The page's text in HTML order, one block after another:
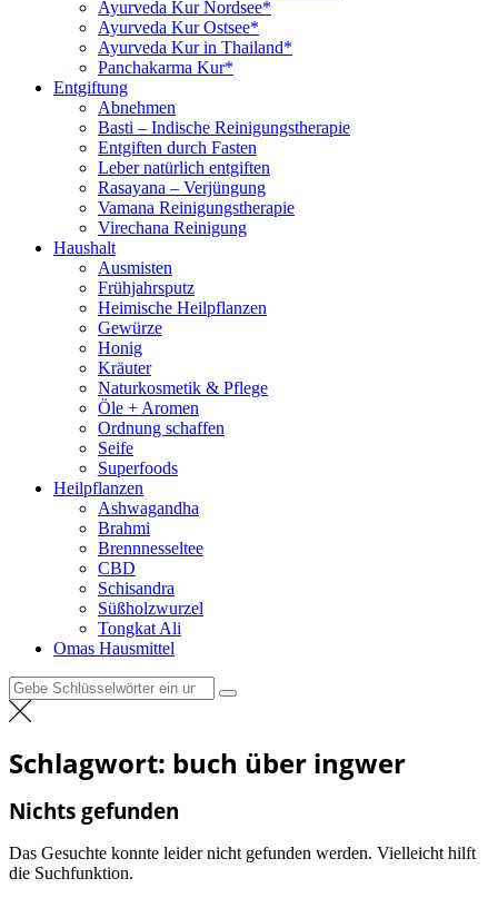
Ayurveda Kur Nordsee*
Ayurveda Kur Ostsee*
Ayurveda Kur in Thailand*
Panchakarma Kur*
Entgiftung
Abnehmen
Basti – Indische Reinigungstherapie
Entgiften durch Fasten
Leber natürlich entgiften
Rasayana – Verjüngung
Vamana Reinigungstherapie
Virechana Reinigung
Haushalt
Ausmisten
Frühjahrsputz
Heimische Heilpflanzen
Gewürze
Honig
Kräuter
Naturkosmetik & Pflege
Öle + Aromen
Ordnung schaffen
Seife
Superfoods
Heilpflanzen
Ashwagandha
Brahmi
Brennnesseltee
CBD
Schisandra
Süßholzwurzel
Tongkat Ali
Omas Hausmittel
Suchen
nach:
Schlagwort: buch über ingwer
Nichts gefunden
Das Gesuchte konnte leider nicht gefunden werden. Vielleicht hilft
die Suchfunktion.